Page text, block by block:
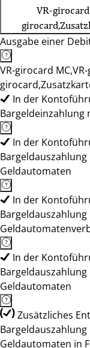
VR-
Ausgabe einer
VR-girocard
In der
Bargeldeinzahlung
In der
Geldautomaten
In der
In der
Geldautomaten
Zusätzliches
Geldautomaten in